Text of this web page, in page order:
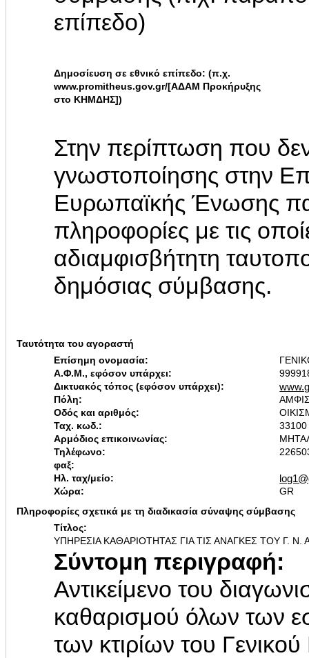
επίπεδο)
Δημοσίευση σε εθνικό επίπεδο: (π.χ.
www.promitheus.gov.gr/[ΑΔΑΜ Προκήρυξης
στο ΚΗΜΔΗΣ])
Στην περίπτωση που
γνωστοποίησης στην
Ευρωπαϊκής Ένωσης
πληροφορίες με τις
αδιαμφισβήτητη
δημόσιας σύμβασης.
Ταυτότητα του αγοραστή
Επίσημη ονομασία:
Α.Φ.Μ., εφόσον υπάρχει:
Δικτυακός τόπος (εφόσον υπάρχει):
Πόλη:
Οδός και αριθμός:
Ταχ. κωδ.:
33100
Αρμόδιος επικοινωνίας:
Τηλέφωνο:
φαξ:
Ηλ. ταχ/μείο:
Χώρα:
GR
Πληροφορίες σχετικά με τη διαδικασία σύναψης σύμβασης
Τίτλος:
ΥΠΗΡΕΣΙΑ ΚΑΘΑΡΙΟΤΗΤΑΣ ΓΙΑ ΤΙΣ ΑΝΑΓΚΕΣ ΤΟΥ Γ. Ν.
Σύντομη περιγραφή:
Αντικείμενο του
καθαρισμού όλων των
των κτιρίων του